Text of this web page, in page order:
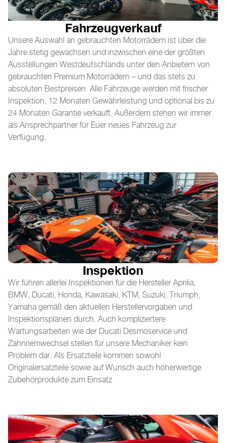
Fahrzeugverkauf
Unsere Auswahl an gebrauchten Motorrädern ist über die
Jahre stetig gewachsen und inzwischen eine der größten
Ausstellungen Westdeutschlands unter den Anbietern von
gebrauchten Premium Motorrädern – und das stets zu
absoluten Bestpreisen. Alle Fahrzeuge werden mit frischer
Inspektion, 12 Monaten Gewährleistung und optional bis zu
24 Monaten Garantie verkauft. Außerdem stehen wir immer
als Ansprechpartner für Euer neues Fahrzeug zur
Verfügung.
Inspektion
Wir führen allerlei Inspektionen für die Hersteller Aprilia,
BMW, Ducati, Honda, Kawasaki, KTM, Suzuki, Triumph,
Yamaha gemäß den aktuellen Herstellervorgaben und
Inspektionsplänen durch. Auch kompliziertere
Wartungsarbeiten wie der Ducati Desmoservice und
Zahnriemwechsel stellen für unsere Mechaniker kein
Problem dar. Als Ersatzteile kommen sowohl
Originalersatzteile sowie auf Wunsch auch höherwertige
Zubehörprodukte zum Einsatz